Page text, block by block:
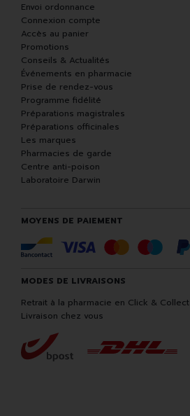
Envoi ordonnance
Connexion compte
Accès au panier
Promotions
Conseils & Actualités
Événements en pharmacie
Prise de rendez-vous
Programme fidélité
Préparations magistrales
Préparations officinales
Les marques
Pharmacies de garde
Centre anti-poison
Laboratoire Darwin
MOYENS DE PAIEMENT
MODES DE LIVRAISONS
Retrait à la pharmacie en Click & Collect
Livraison chez vous